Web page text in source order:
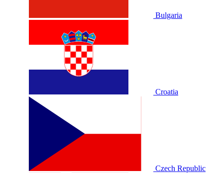
Bulgaria
Croatia
Czech Republic